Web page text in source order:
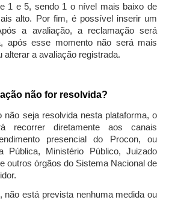
1 e 5, sendo 1 o nível mais baixo de
alto. Por fim, é possível inserir um
a avaliação, a reclamação será
após esse momento não será mais
alterar a avaliação registrada.
não for resolvida?
não seja resolvida nesta plataforma, o
recorrer diretamente aos canais
presencial do Procon, ou
Pública, Ministério Público, Juizado
outros órgãos do Sistema Nacional de
não está prevista nenhuma medida ou